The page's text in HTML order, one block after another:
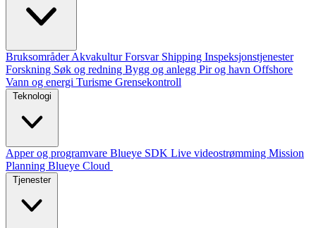
BruksområderAkvakulturForsvar Shipping Inspeksjonstjenester
Forskning Søk og redning Bygg og anlegg Pir og havn Offshore
Vann og energi Turisme Grensekontroll
Teknologi
Apper og programvare Blueye SDK Live videostrømming Mission
Planning Blueye Cloud
Tjenester